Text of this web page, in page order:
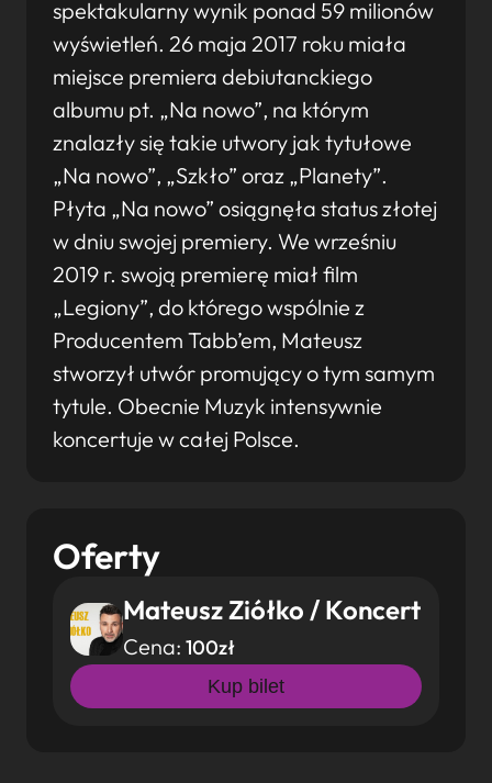
spektakularny wynik ponad 59 milionów
wyświetleń. 26 maja 2017 roku miała
miejsce premiera debiutanckiego
albumu pt. „Na nowo”, na którym
znalazły się takie utwory jak tytułowe
„Na nowo”, „Szkło” oraz „Planety”.
Płyta „Na nowo” osiągnęła status złotej
w dniu swojej premiery. We wrześniu
2019 r. swoją premierę miał film
„Legiony”, do którego wspólnie z
Producentem Tabb’em, Mateusz
stworzył utwór promujący o tym samym
tytule. Obecnie Muzyk intensywnie
koncertuje w całej Polsce.
Oferty
Mateusz Ziółko / Koncert
Cena: 100zł
Kup bilet